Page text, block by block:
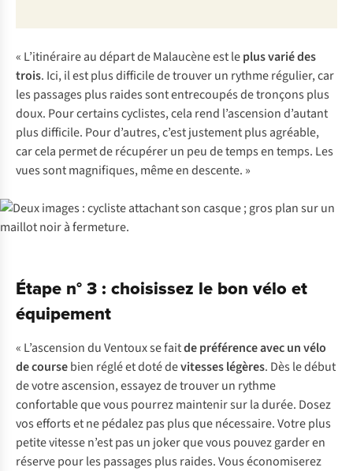
« L’itinéraire au départ de Malaucène est leplus varié des
trois. Ici, il est plus difficile de trouver un rythme régulier, car
les passages plus raides sont entrecoupés de tronçons plus
doux. Pour certains cyclistes, cela rend l’ascension d’autant
plus difficile. Pour d’autres, c’est justement plus agréable,
car cela permet de récupérer un peu de temps en temps. Les
vues sont magnifiques, même en descente. »
Étape n° 3 : choisissez le bon vélo et
équipement
« L’ascension du Ventoux se faitde préférence avec un vélo
de coursebien réglé et doté devitesses légères. Dès le début
de votre ascension, essayez de trouver un rythme
confortable que vous pourrez maintenir sur la durée. Dosez
vos efforts et ne pédalez pas plus que nécessaire. Votre plus
petite vitesse n’est pas un joker que vous pouvez garder en
réserve pour les passages plus raides. Vous économiserez